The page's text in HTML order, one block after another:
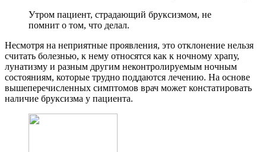
Утром пациент, страдающий бруксизмом, не
помнит о том, что делал.
Несмотря на неприятные проявления, это отклонение нельзя
считать болезнью, к нему относятся как к ночному храпу,
лунатизму и разным другим неконтролируемым ночным
состояниям, которые трудно поддаются лечению. На основе
вышеперечисленных симптомов врач может констатировать
наличие бруксизма у пациента.